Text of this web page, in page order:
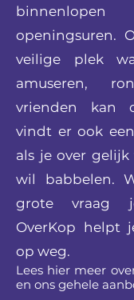
openingsuren.
veilige plek
amuseren,
vrienden kan
vindt er ook
als je over
wil babbelen.
grote vraag
OverKop helpt
op weg.
Lees hier meer
en ons gehele